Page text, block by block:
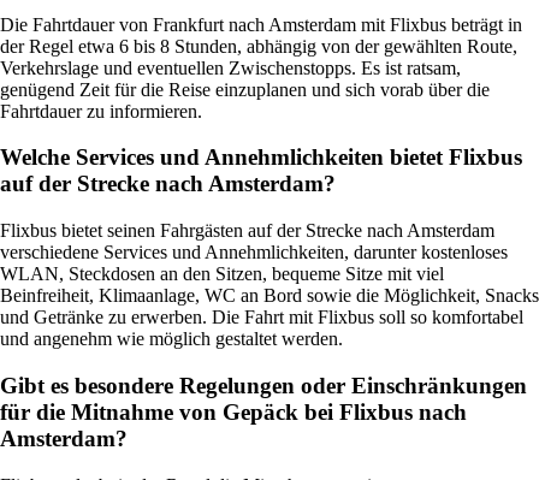
Die Fahrtdauer von Frankfurt nach Amsterdam mit Flixbus beträgt in
der Regel etwa 6 bis 8 Stunden, abhängig von der gewählten Route,
Verkehrslage und eventuellen Zwischenstopps. Es ist ratsam,
genügend Zeit für die Reise einzuplanen und sich vorab über die
Fahrtdauer zu informieren.
Welche Services und Annehmlichkeiten bietet Flixbus
auf der Strecke nach Amsterdam?
Flixbus bietet seinen Fahrgästen auf der Strecke nach Amsterdam
verschiedene Services und Annehmlichkeiten, darunter kostenloses
WLAN, Steckdosen an den Sitzen, bequeme Sitze mit viel
Beinfreiheit, Klimaanlage, WC an Bord sowie die Möglichkeit, Snacks
und Getränke zu erwerben. Die Fahrt mit Flixbus soll so komfortabel
und angenehm wie möglich gestaltet werden.
Gibt es besondere Regelungen oder Einschränkungen
für die Mitnahme von Gepäck bei Flixbus nach
Amsterdam?